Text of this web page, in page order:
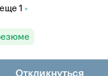
1
Откликнуться